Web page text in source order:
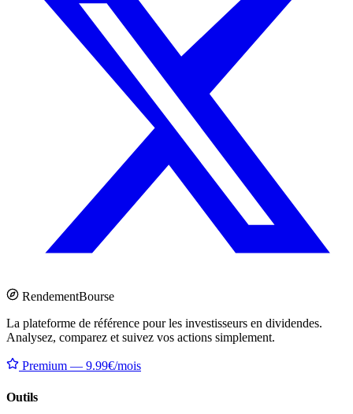
RendementBourse
La plateforme de référence pour les investisseurs en dividendes.
Analysez, comparez et suivez vos actions simplement.
Premium — 9.99€/mois
Outils